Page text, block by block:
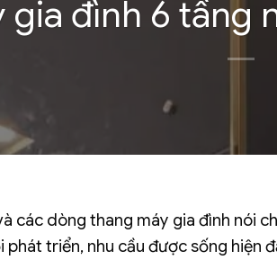
gia đình 6 tầng
các dòng thang máy gia đình nói
phát triển, nhu cầu được sống hiện